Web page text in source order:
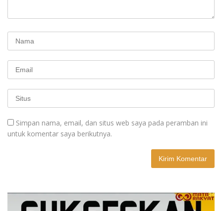
Simpan nama, email, dan situs web saya pada peramban ini
untuk komentar saya berikutnya.